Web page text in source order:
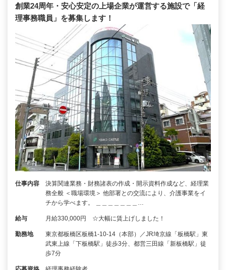
創業24周年・安心安定の上場企業が運営する施設で「経
理事務職員」を募集します！
仕事内容
決算関連業務・財務諸表の作成・開示資料作成など、経理業
務全般 ＜職場環境＞ 他部署との交流により、介護事業をイ
チから学べます。 ＿＿＿＿＿＿＿…
給与 月給330,000円 ☆大幅に賃上げしました！
勤務地
東京都板橋区板橋1-10-14（本部）／JR埼京線「板橋駅」東
武東上線「下板橋駅」徒歩3分、都営三田線「新板橋駅」徒
歩7分